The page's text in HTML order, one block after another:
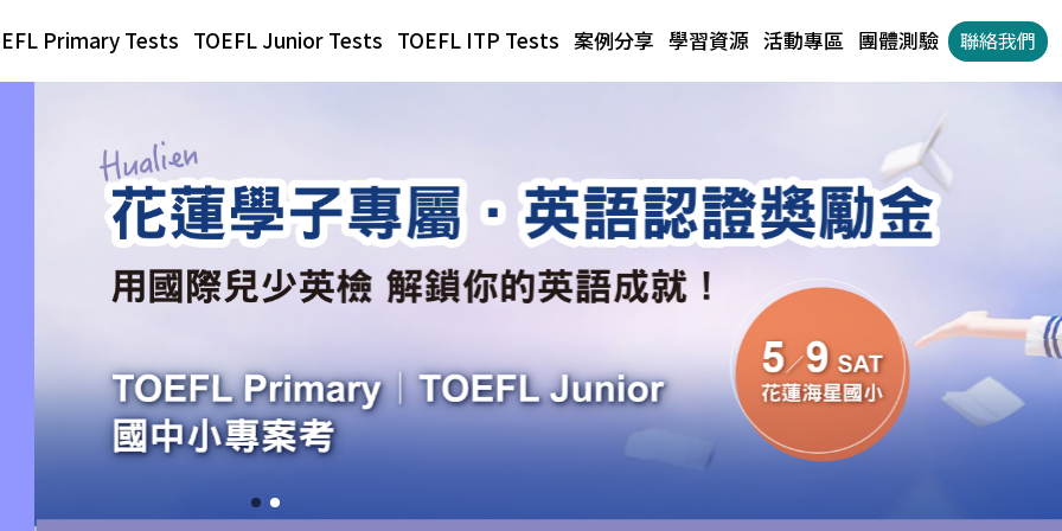
Primary Tests TOEFL Junior Tests TOEFL ITP Tests 案例分享 學習資源 活動專區 團體測驗 聯絡我們